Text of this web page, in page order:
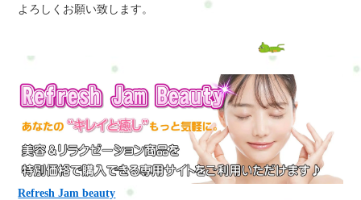
よろしくお願い致します。
Refresh Jam beauty